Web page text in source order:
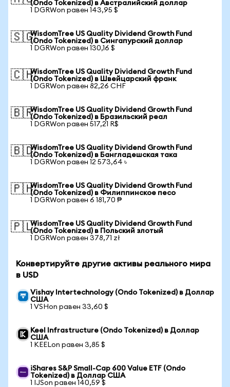
(Ondo Tokenized) в Австралийский доллар
1 DGRWon равен 143,95 $
🇸🇬WisdomTree US Quality Dividend Growth Fund
(Ondo Tokenized) в Сингапурский доллар
1 DGRWon равен 130,16 $
🇨🇭WisdomTree US Quality Dividend Growth Fund
(Ondo Tokenized) в Швейцарский франк
1 DGRWon равен 82,26 CHF
🇧🇷WisdomTree US Quality Dividend Growth Fund
(Ondo Tokenized) в Бразильский реал
1 DGRWon равен 517,21 R$
🇧🇩WisdomTree US Quality Dividend Growth Fund
(Ondo Tokenized) в Бангладешская така
1 DGRWon равен 12 573,64 ৳
🇵🇭WisdomTree US Quality Dividend Growth Fund
(Ondo Tokenized) в Филиппинское песо
1 DGRWon равен 6 181,70 ₱
🇵🇱WisdomTree US Quality Dividend Growth Fund
(Ondo Tokenized) в Польский злотый
1 DGRWon равен 378,71 zł
Конвертируйте другие активы реального мира
в USD
Vishay Intertechnology (Ondo Tokenized) в Доллар
США
1 VSHon равен 33,60 $
Keel Infrastructure (Ondo Tokenized) в Доллар
США
1 KEELon равен 3,85 $
iShares S&P Small-Cap 600 Value ETF (Ondo
Tokenized) в Доллар США
1 IJSon равен 140,59 $